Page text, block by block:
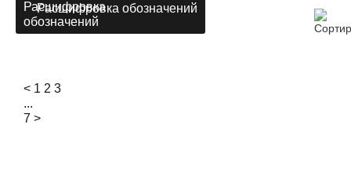
Расшифровка обозначений
< 1 2 3
...
7 >